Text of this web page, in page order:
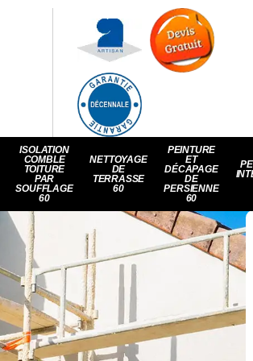
ISOLATION
COMBLE
TOITURE
PAR
SOUFFLAGE
60
NETTOYAGE
DE
TERRASSE
60
PEINTURE
ET
DÉCAPAGE
DE
PERSIENNE
60